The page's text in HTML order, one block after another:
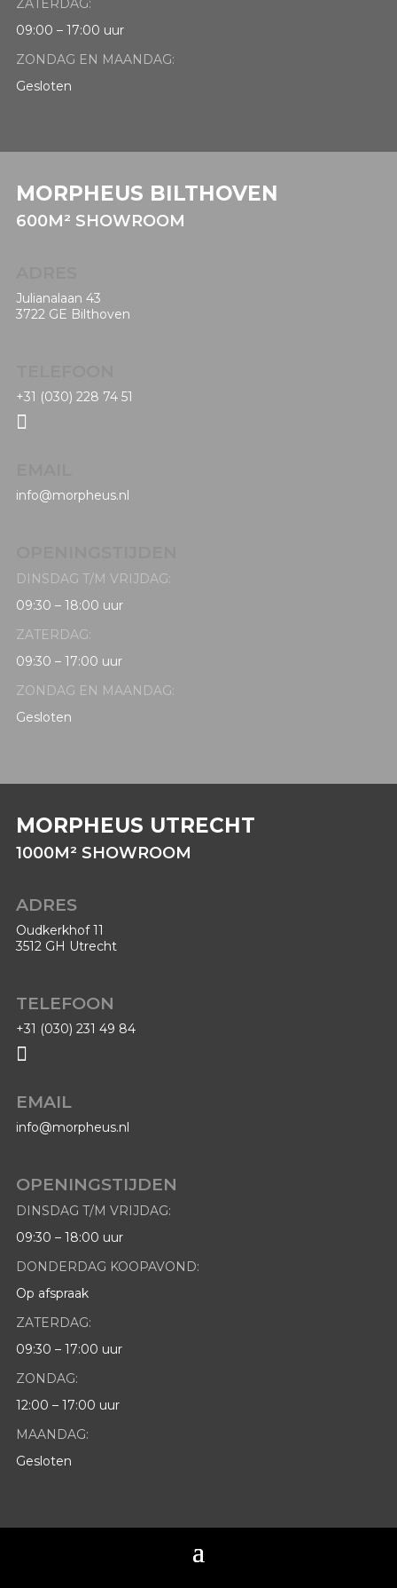
09:00 – 17:00 uur
ZONDAG EN MAANDAG:
Gesloten
MORPHEUS BILTHOVEN
600M² SHOWROOM
Julianalaan 43
3722 GE Bilthoven
+31 (030) 228 74 51

info@morpheus.nl
DINSDAG T/M VRIJDAG:
09:30 – 18:00 uur
ZATERDAG:
09:30 – 17:00 uur
ZONDAG EN MAANDAG:
Gesloten
MORPHEUS UTRECHT
1000M² SHOWROOM
ADRES
Oudkerkhof 11
3512 GH Utrecht
TELEFOON
+31 (030) 231 49 84

EMAIL
info@morpheus.nl
OPENINGSTIJDEN
DINSDAG T/M VRIJDAG:
09:30 – 18:00 uur
DONDERDAG KOOPAVOND:
Op afspraak
ZATERDAG:
09:30 – 17:00 uur
ZONDAG:
12:00 – 17:00 uur
MAANDAG:
Gesloten